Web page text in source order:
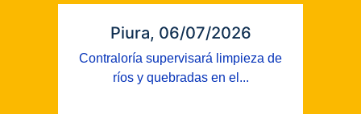
Piura, 06/07/2026
Contraloría supervisará limpieza de
ríos y quebradas en el...